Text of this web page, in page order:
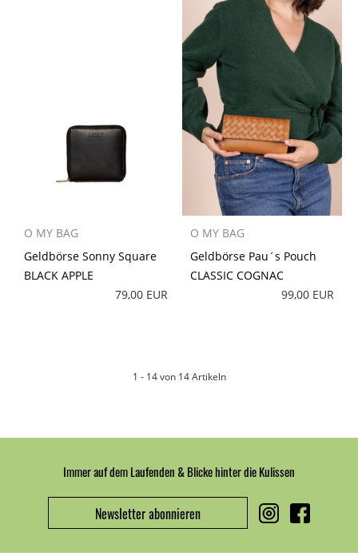
O MY BAG
Geldbörse Sonny Square
BLACK APPLE
79,00 EUR
O MY BAG
Geldbörse Pau´s Pouch
CLASSIC COGNAC
99,00 EUR
1 - 14 von 14 Artikeln
Immer auf dem Laufenden & Blicke hinter die Kulissen
Newsletter abonnieren